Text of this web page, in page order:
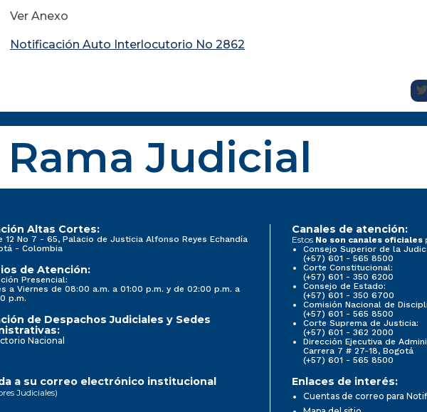
Ver Anexo
Notificación Auto Interlocutorio No 2862
Rama Judicial
Altas Cortes:
12 No 7 - 65, Palacio de Justicia Alfonso Reyes Echandía
- Colombia
de Atención:
Presencial:
a Viernes de 08:00 a.m. a 01:00 p.m. y de 02:00 p.m. a
p.m.
de Despachos Judiciales y Sedes
Nacional
Canales de atención:
Estos No son canales oficiales
Consejo Superior de la
(+57) 601 - 565 8500
Corte Constitucional:
(+57) 601 - 350 6200
Consejo de Estado:
(+57) 601 - 350 6700
Comisión Nacional de
(+57) 601 - 565 8500
Corte Suprema de Justicia:
(+57) 601 - 362 2000
Dirección Ejecutiva de
Carrera 7 # 27-18, Bogotá
(+57) 601 - 565 8500
a su correo electrónico institucional
Judiciales)
Enlaces de interés:
Cuentas de correo para